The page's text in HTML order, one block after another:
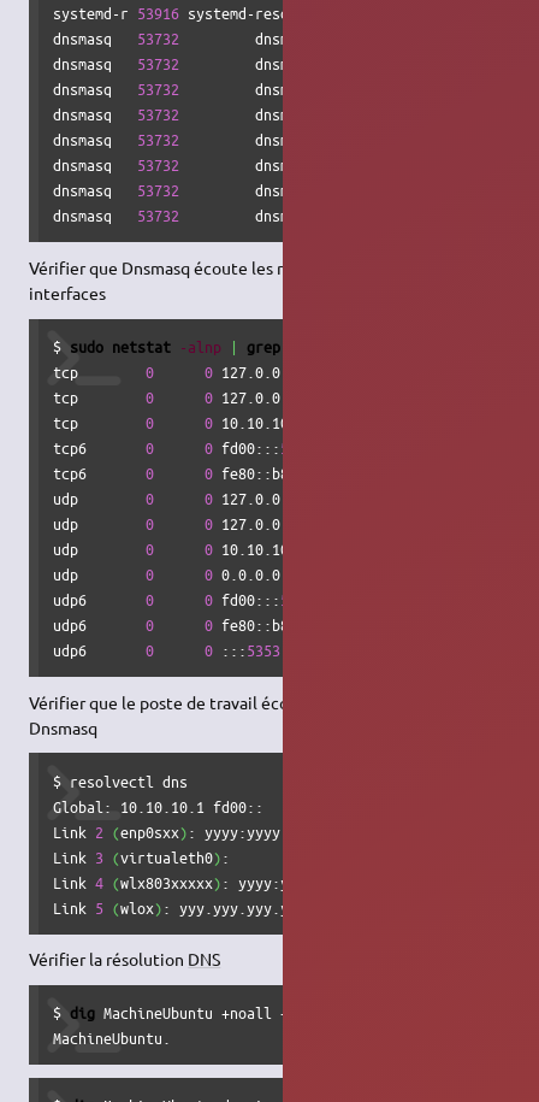
systemd-r 53916 systemd-resolve   13u  IPv4
dnsmasq 53732
         dnsmasq    4u  IPv4
dnsmasq 53732
         dnsmasq    5u  IPv4
dnsmasq 53732
         dnsmasq    6u  IPv4
dnsmasq 53732
         dnsmasq    7u  IPv4
dnsmasq 53732
         dnsmasq    8u  IPv6
dnsmasq 53732
         dnsmasq    9u  IPv6
dnsmasq 53732
         dnsmasq   10u  IPv6
dnsmasq 53732
         dnsmasq   11u  IPv6
Vérifier que Dnsmasq écoute les requettes
interfaces
$ sudo netstat -alnp | grep
tcp 0 0 127.0.0.53:
tcp 0 0 127.0.0.1:
tcp 0 0 10.10.10.1:
tcp6 0 0 fd00:::53
tcp6 0 0 fe80::b817:faff:fe21:
udp 0 0 127.0.0.53:
udp 0 0 127.0.0.1:
udp 0 0 10.10.10.1:
udp 0 0 0.0.0.0:
udp6 0 0 fd00:::53
udp6 0 0 fe80::b817:faff:fe21:
udp6 0 0 :::5353
Vérifier que le poste de travail écoute les résolution
Dnsmasq
$ resolvectl dns
Global: 10.10.10.1 fd00::
Link 2 (enp0sxx): yyyy:yyyy:yyyy::yyyy yyy.yyy.yyy.yyy
Link 3 (virtualeth0):
Link 4 (wlx803xxxxx): yyyy:yyyy:yyyy::yyyy
Link 5 (wlox): yyy.yyy.yyy.yyy
Vérifier la résolution DNS
$ dig MachineUbuntu +noall +answer
MachineUbuntu.